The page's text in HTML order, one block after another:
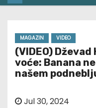
MAGAZIN VIDEO
(VIDEO)
voće: Banana
našem
Jul 30, 2024